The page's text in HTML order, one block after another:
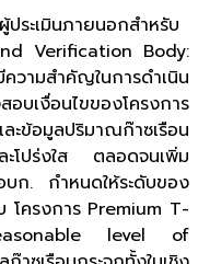
ระเมินภายนอกสำหรับ
Verification Body:
ำคัญในการดำเนิน
บเงื่อนไขของโครงการ
ข้อมูลปริมาณก๊าซเรือน
ะโปร่งใส ตลอดจนเพิ่ม
บก. กำหนดให้ระดับของ
โครงการ Premium T-
level of